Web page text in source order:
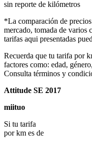
sin reporte de kilómetros
*La comparación de
mercado, tomada de varios
tarifas aqui presentadas
Recuerda que tu tarifa por
factores como: edad,
Consulta términos y
Attitude SE 2017
miituo
Si tu tarifa
por km es de